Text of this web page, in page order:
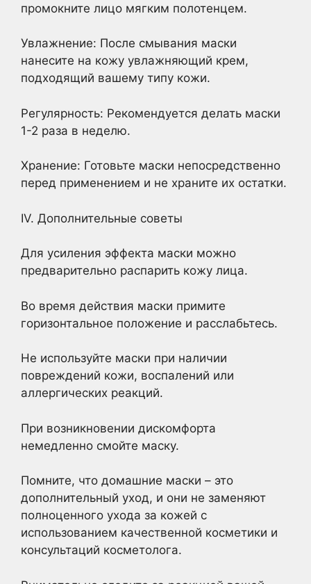
промокните лицо мягким полотенцем.
Увлажнение: После смывания маски
нанесите на кожу увлажняющий крем,
подходящий вашему типу кожи.
Регулярность: Рекомендуется делать маски
1-2 раза в неделю.
Хранение: Готовьте маски непосредственно
перед применением и не храните их остатки.
IV. Дополнительные советы
Для усиления эффекта маски можно
предварительно распарить кожу лица.
Во время действия маски примите
горизонтальное положение и расслабьтесь.
Не используйте маски при наличии
повреждений кожи, воспалений или
аллергических реакций.
При возникновении дискомфорта
немедленно смойте маску.
Помните, что домашние маски – это
дополнительный уход, и они не заменяют
полноценного ухода за кожей с
использованием качественной косметики и
консультаций косметолога.